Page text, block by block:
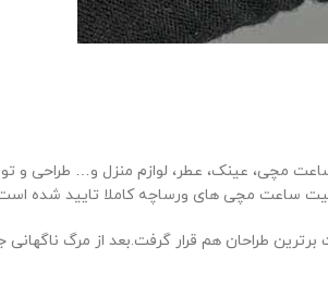
ساعت مچی، عینک، عطر، لوازم منزل و…
ساعت مچی های ورساچه کاملا تایید شده